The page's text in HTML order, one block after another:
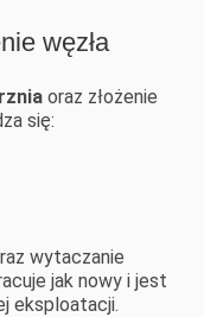
węzła
oraz złożenie
się:
wytaczanie
jak nowy i jest
eksploatacji.